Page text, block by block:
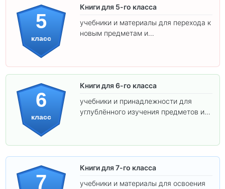
5
класс
Книги для 5-го класса
учебники и материалы для перехода к
новым предметам и
6
класс
Книги для 6-го класса
учебники и принадлежности для
углублённого изучения предметов и
7
Книги для 7-го класса
учебники и материалы для освоения